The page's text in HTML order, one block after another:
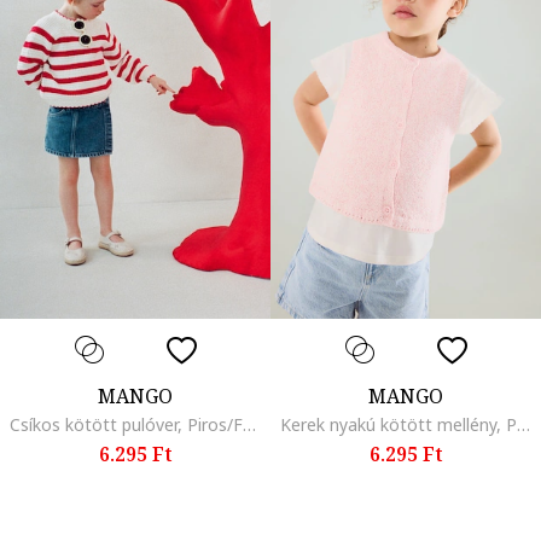
MANGO
Csíkos kötött pulóver, Piros/Fehér
6.295 Ft
MANGO
Kerek nyakú kötött mellény, Pasztellrózsaszín
6.295 Ft